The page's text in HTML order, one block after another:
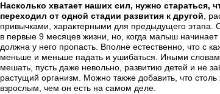
Насколько хватает наших сил, нужно стараться,
переходил от одной стадии разви­тия к другой ,
привычками, ха­рактерными для предыдущего этапа.
в первые 9 месяцев жизни, но, когда малыш начинает
должна у него пропасть. Вполне естественно, что с
меньше и меньше падать и ушибаться. Иными
мешать, пусть даже невольно, развитию детей и не
растущий организм. Можно также добавить, что столь
взрослым, чем он есть на самом деле.